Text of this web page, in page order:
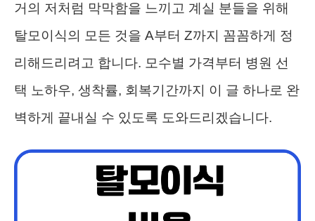
거의 저처럼 막막함을 느끼고 계실 분들을 위해
탈모이식의 모든 것을 A부터 Z까지 꼼꼼하게 정
리해드리려고 합니다. 모수별 가격부터 병원 선
택 노하우, 생착률, 회복기간까지 이 글 하나로 완
벽하게 끝내실 수 있도록 도와드리겠습니다.